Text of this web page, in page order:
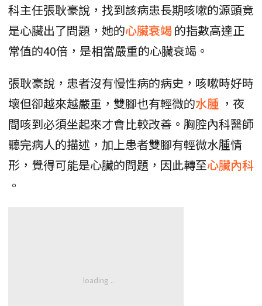
科主任張耿豪說，找到該病患長期咳嗽的源頭竟
是心臟出了問題，她的心臟衰竭的指數高達正
常值的40倍，是相當嚴重的心臟衰竭。
張耿豪說，患者沒有慢性病的病史，咳嗽時好時
壞但卻越來越嚴重，雙腳也有輕微的水腫 ，夜
間咳到必須坐起來才會比較改善。胸腔內科醫師
聽完病人的描述，加上患者雙腳有輕微水腫情
形，覺得可能是心臟的問題，因此轉至心臟內科
。